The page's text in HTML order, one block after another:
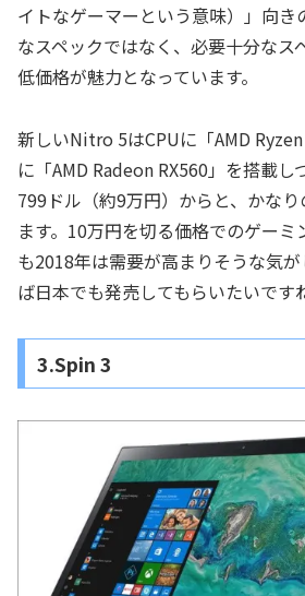
イトなゲーマーという意味）」向き
なスペックではなく、必要十分なス
低価格が魅力となっています。
新しいNitro 5はCPUに「AMD
に「AMD Radeon RX560」を搭載
799ドル（約9万円）からと、かな
ます。10万円を切る価格でのゲー
も2018年は需要が高まりそうな気
ば日本でも発売してもらいたいです
3.Spin 3